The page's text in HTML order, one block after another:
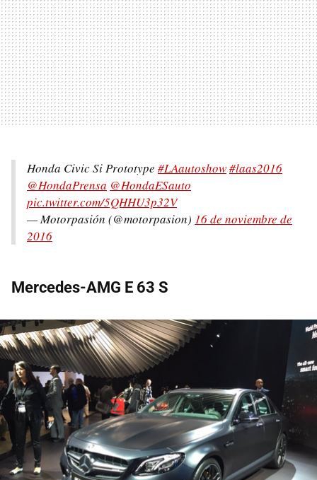
Honda Civic Si Prototype #LAautoshow#laas2016
@HondaPrensa @HondaESauto
pic.twitter.com/5QHHU3p32V
— Motorpasión (@motorpasion) 16 de noviembre de
2016
Mercedes-AMG E 63 S